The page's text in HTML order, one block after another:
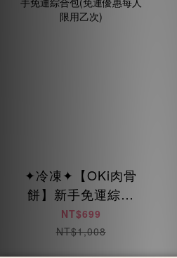
✦冷凍✦【OKi肉骨
餅】新手免運綜合
包(免運優惠每人限
用乙次)
NT$699
NT$1,008